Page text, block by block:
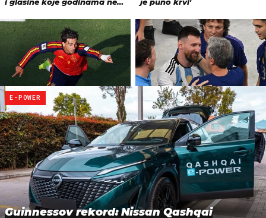
E-POWER
Guinnessov rekord: Nissan Qashqai